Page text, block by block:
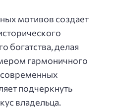
мотивов создает
богатства, делая
гармоничного
современных
подчеркнуть
владельца.